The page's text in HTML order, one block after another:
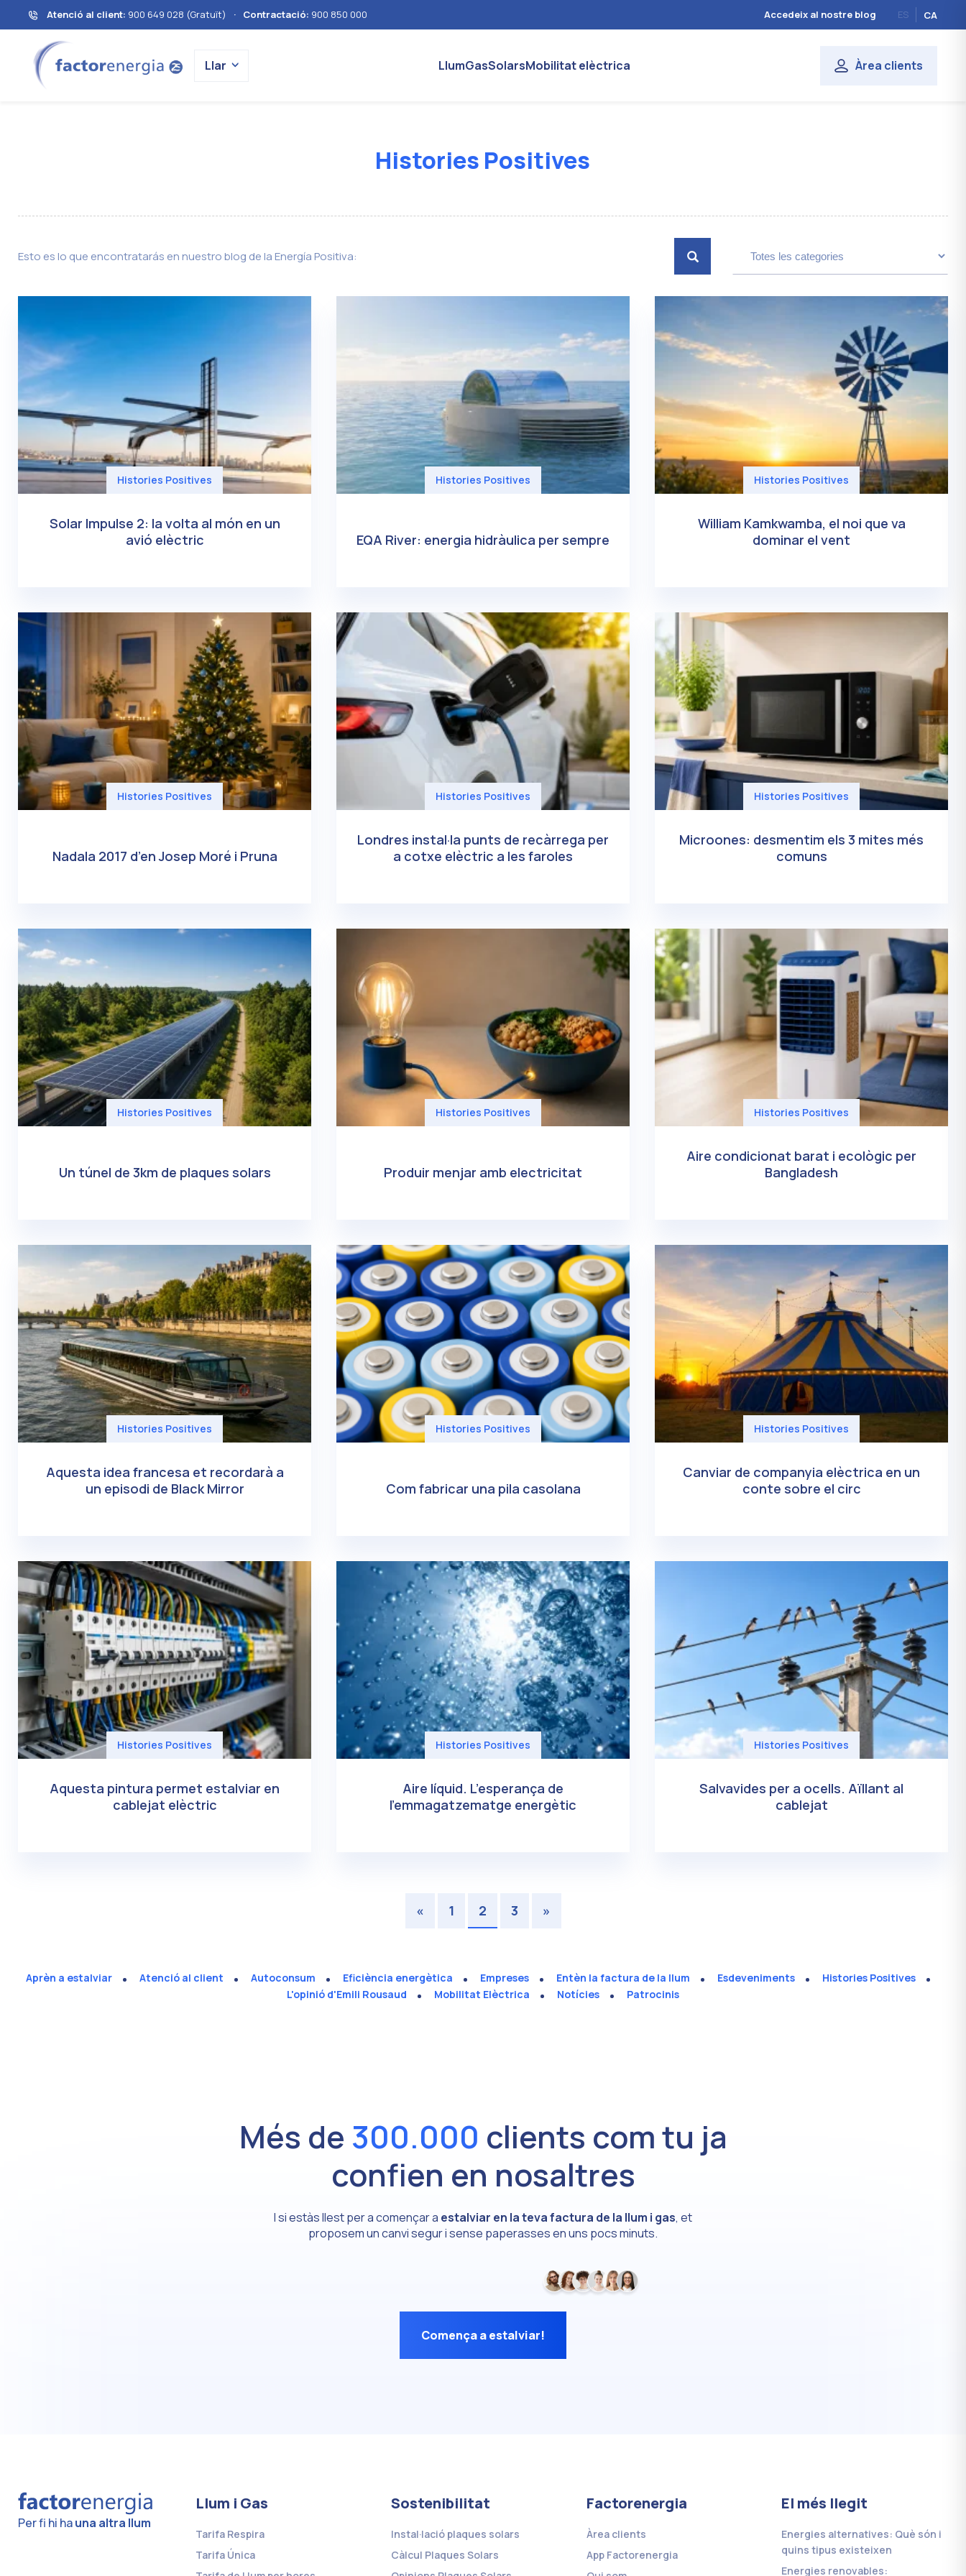
Atenció al client: 900 649 028 (Gratuït) · Contractació: 900 850 000 Accedeix al nostre blog ES CA
Llar LlumGasSolarsMobilitat elèctrica Àrea clients
Histories Positives
Esto es lo que encontratarás en nuestro blog de la Energía Positiva:
Histories Positives
Solar Impulse 2: la volta al món en un
avió elèctric
Histories Positives
EQA River: energia hidràulica per sempre
Histories Positives
William Kamkwamba, el noi que va
dominar el vent
Histories Positives
Nadala 2017 d’en Josep Moré i Pruna
Histories Positives
Londres instal·la punts de recàrrega per
a cotxe elèctric a les faroles
Histories Positives
Microones: desmentim els 3 mites més
comuns
Histories Positives
Un túnel de 3km de plaques solars
Histories Positives
Produir menjar amb electricitat
Histories Positives
Aire condicionat barat i ecològic per
Bangladesh
Histories Positives
Aquesta idea francesa et recordarà a
un episodi de Black Mirror
Histories Positives
Com fabricar una pila casolana
Histories Positives
Canviar de companyia elèctrica en un
conte sobre el circ
Histories Positives
Aquesta pintura permet estalviar en
cablejat elèctric
Histories Positives
Aire líquid. L’esperança de
l’emmagatzematge energètic
Histories Positives
Salvavides per a ocells. Aïllant al
cablejat
« 1 2 3 »
Aprèn a estalviar Atenció al client Autoconsum Eficiència energètica Empreses Entèn la factura de la llum Esdeveniments
Histories Positives
L'opinió d'Emili Rousaud
Mobilitat Elèctrica Notícies Patrocinis
Més de 300.000 clients com tu ja
confien en nosaltres
I si estàs llest per a començar a estalviar en la teva factura de la llum i gas, et
proposem un canvi segur i sense paperasses en uns pocs minuts.
Comença a estalviar!
Per fi hi hauna altra llum
Llum i Gas
Tarifa Respira
Tarifa Única
Sostenibilitat
Instal·lació plaques solars
Càlcul Plaques Solars
Factorenergia
Àrea clients
App Factorenergia
El més llegit
Energies alternatives: Què són i
quins tipus existeixen
Energies renovables: